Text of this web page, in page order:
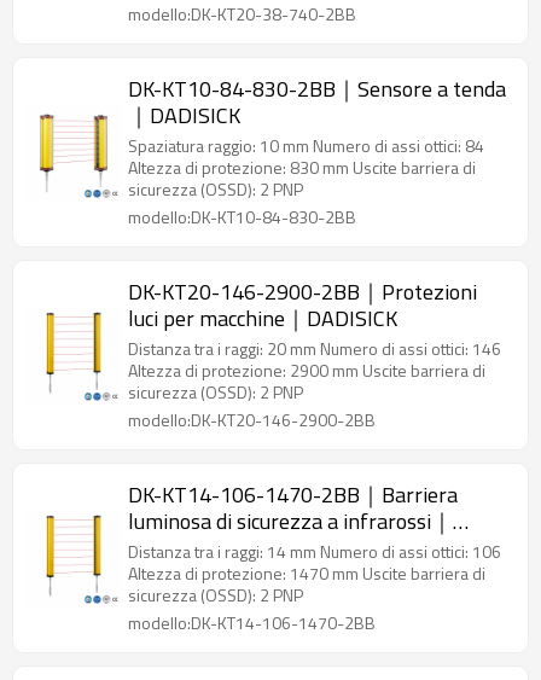
modello:DK-KT20-38-740-2BB
DK-KT10-84-830-2BB｜Sensore a tenda
｜DADISICK
Spaziatura raggio: 10 mm Numero di assi ottici: 84
Altezza di protezione: 830 mm Uscite barriera di
sicurezza (OSSD): 2 PNP
modello:DK-KT10-84-830-2BB
DK-KT20-146-2900-2BB｜Protezioni
luci per macchine｜DADISICK
Distanza tra i raggi: 20 mm Numero di assi ottici: 146
Altezza di protezione: 2900 mm Uscite barriera di
sicurezza (OSSD): 2 PNP
modello:DK-KT20-146-2900-2BB
DK-KT14-106-1470-2BB｜Barriera
luminosa di sicurezza a infrarossi｜
DADISICK
Distanza tra i raggi: 14 mm Numero di assi ottici: 106
Altezza di protezione: 1470 mm Uscite barriera di
sicurezza (OSSD): 2 PNP
modello:DK-KT14-106-1470-2BB